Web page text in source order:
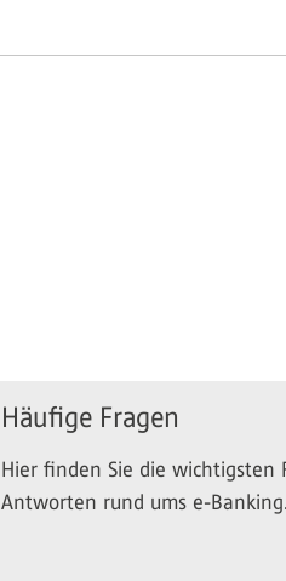
Häufige Fragen
Hier finden Sie die wichtigsten
Antworten rund ums e-Banking.